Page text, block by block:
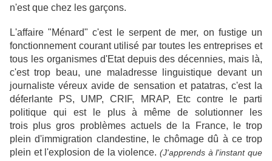
n'est que chez les garçons.
L'affaire "Ménard" c'est le serpent de mer, on fustige un
fonctionnement courant utilisé par toutes les entreprises et
tous les organismes d'Etat depuis des décennies, mais là,
c'est trop beau, une maladresse linguistique devant un
journaliste véreux avide de sensation et patatras, c'est la
déferlante PS, UMP, CRIF, MRAP, Etc contre le parti
politique qui est le plus à même de solutionner les
trois plus gros problèmes actuels de la France, le trop
plein d'immigration clandestine, le chômage dû à ce trop
plein et l'explosion de la violence. (J'apprends à l'instant que